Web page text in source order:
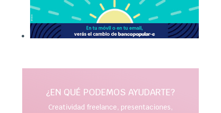
¿EN QUÉ PODEMOS AYUDARTE?
Creatividad freelance, presentaciones,